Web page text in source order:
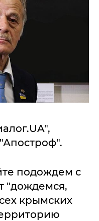
подождем с
"дождемся,
крымских